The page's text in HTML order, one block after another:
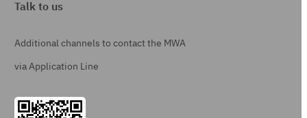
Talk to us
Additional channels to contact the MWA
via Application Line